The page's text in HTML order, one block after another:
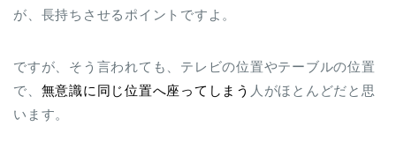
が、長持ちさせるポイントですよ。
ですが、そう言われても、テレビの位置やテーブルの位置
で、 無意識に同じ位置へ座ってしまう 人がほとんどだと思
います。